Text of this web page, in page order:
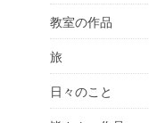
教室の作品
旅
日々のこと